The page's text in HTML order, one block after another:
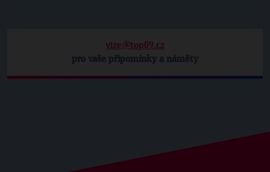
vize@top09.cz
pro vaše připomínky a náměty